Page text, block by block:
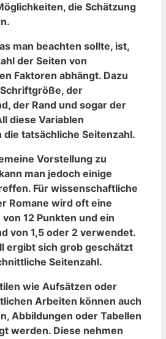
die‍ Schätzung
man beachten ⁢sollte, ist,
der Seiten von​
Faktoren abhängt. ​Dazu
der
der Rand und sogar der‌
diese Variablen
die tatsächliche Seitenzahl.
Vorstellung zu
man jedoch einige
⁤Für wissenschaftliche
Romane wird oft eine
12 Punkten und ein
‌von 1,5 oder 2 verwendet.‍
ergibt sich ​grob geschätzt
Seitenzahl.
wie Aufsätzen oder
⁤Arbeiten können auch
Abbildungen oder Tabellen
werden.‌ Diese nehmen